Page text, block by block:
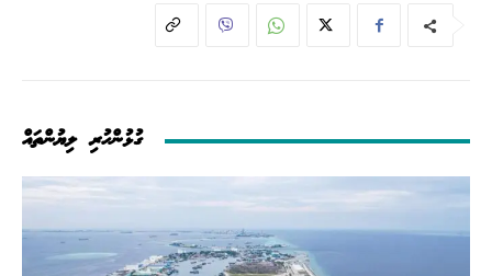
ގުޅުންހުރި ލިޔުންތައް